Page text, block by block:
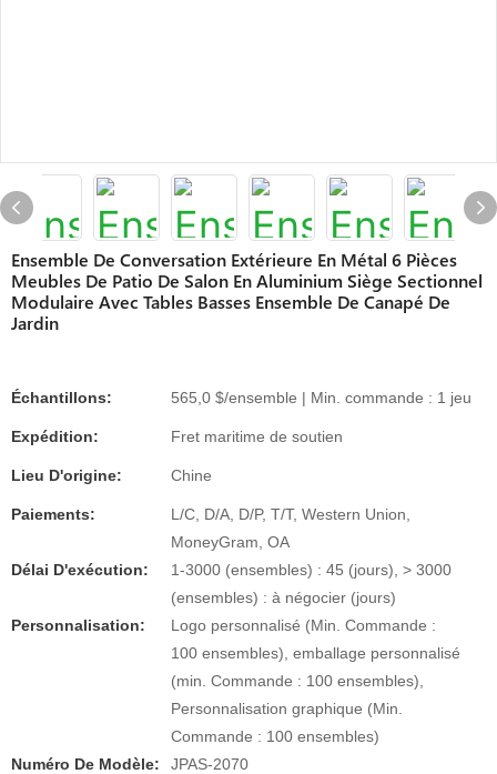
Ensemble De Conversation Extérieure En Métal 6 Pièces
Meubles De Patio De Salon En Aluminium Siège Sectionnel
Modulaire Avec Tables Basses Ensemble De Canapé De
Jardin
Échantillons: 565,0 $/ensemble | Min. commande : 1 jeu
Expédition: Fret maritime de soutien
Lieu D'origine: Chine
Paiements:
L/C, D/A, D/P, T/T, Western Union,
MoneyGram, OA
Délai D'exécution:
1-3000 (ensembles) : 45 (jours), > 3000
(ensembles) : à négocier (jours)
Personnalisation:
Logo personnalisé (Min. Commande :
100 ensembles), emballage personnalisé
(min. Commande : 100 ensembles),
Personnalisation graphique (Min.
Commande : 100 ensembles)
Numéro De Modèle:
JPAS-2070